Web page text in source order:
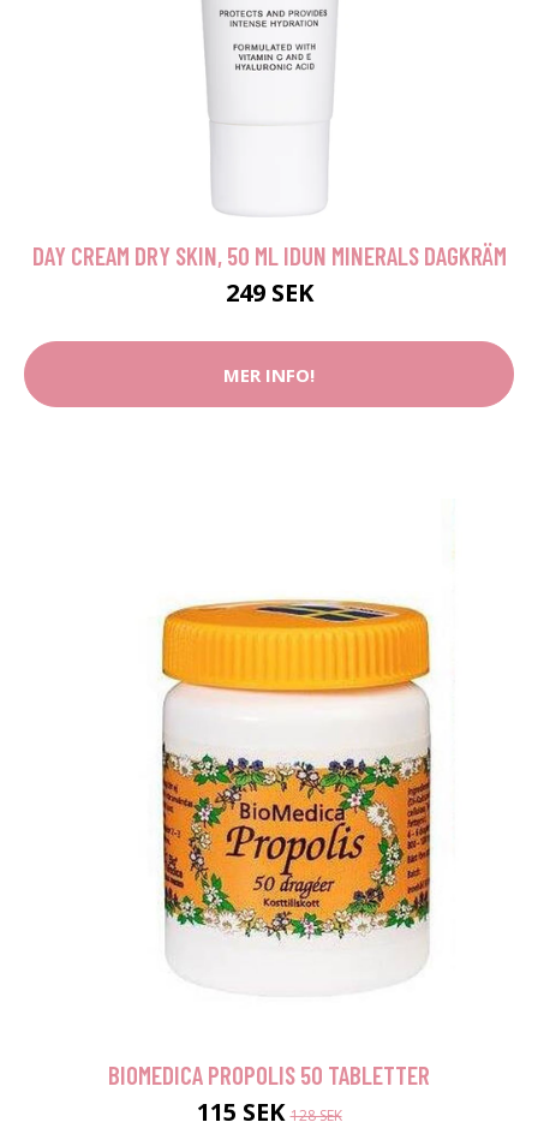
DAY CREAM DRY SKIN, 50 ML IDUN MINERALS DAGKRÄM
249 SEK
MER INFO!
BIOMEDICA PROPOLIS 50 TABLETTER
115 SEK128 SEK